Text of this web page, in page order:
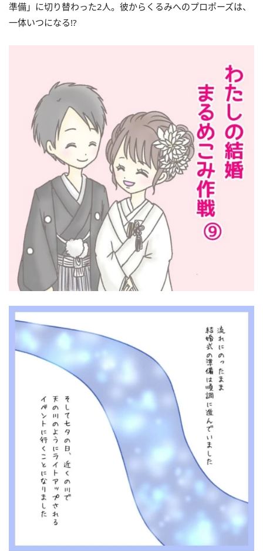
準備」に切り替わった2人。彼からくるみへのプロポーズは、
一体いつになる!?